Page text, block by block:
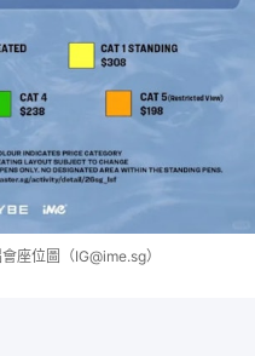
座位圖（IG@ime.sg）